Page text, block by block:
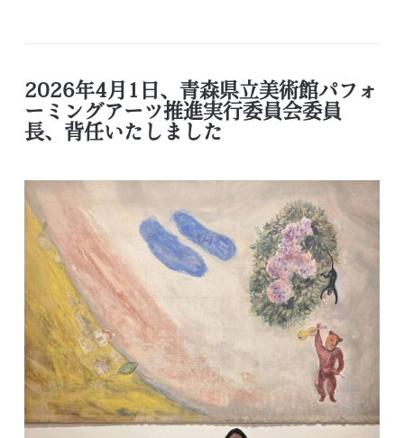
2026年4月1日、青森県立美術館パフォ
ーミングアーツ推進実行委員会委員
長、背任いたしました